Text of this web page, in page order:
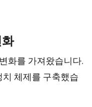
화를 가져왔습니다.
체제를 구축했습